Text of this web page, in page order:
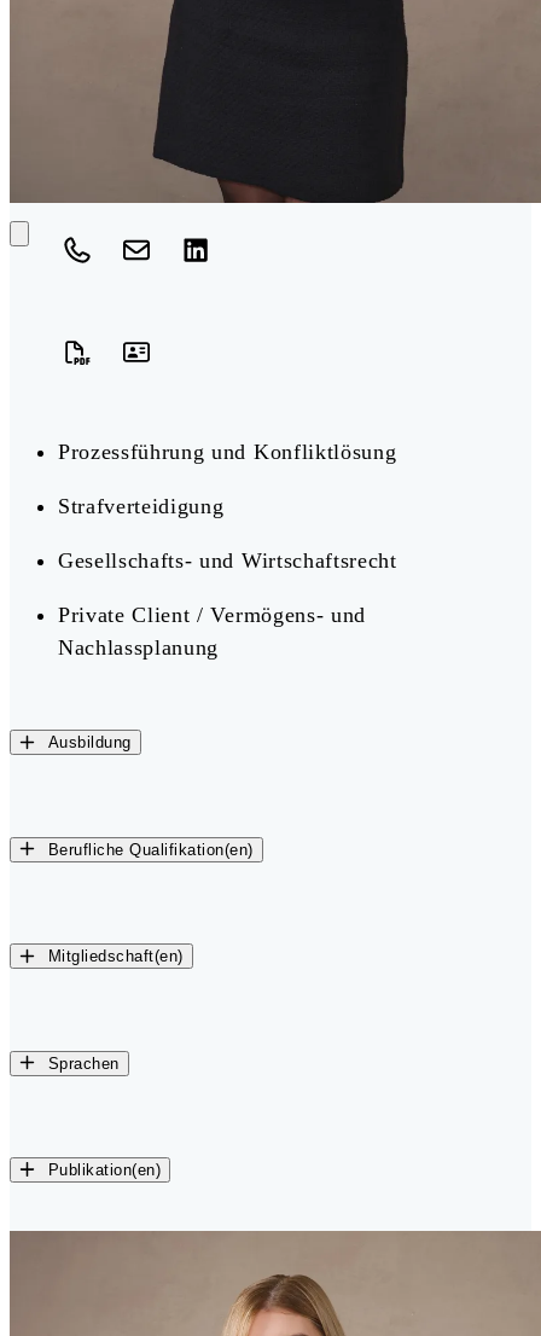
Prozessführung und Konfliktlösung
Strafverteidigung
Gesellschafts- und Wirtschaftsrecht
Private Client / Vermögens- und
Nachlassplanung
Ausbildung
Berufliche Qualifikation(en)
Mitgliedschaft(en)
Sprachen
Publikation(en)